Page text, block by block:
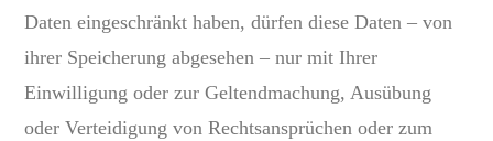
Daten eingeschränkt haben, dürfen diese Daten – von
ihrer Speicherung abgesehen – nur mit Ihrer
Einwilligung oder zur Geltendmachung, Ausübung
oder Verteidigung von Rechtsansprüchen oder zum